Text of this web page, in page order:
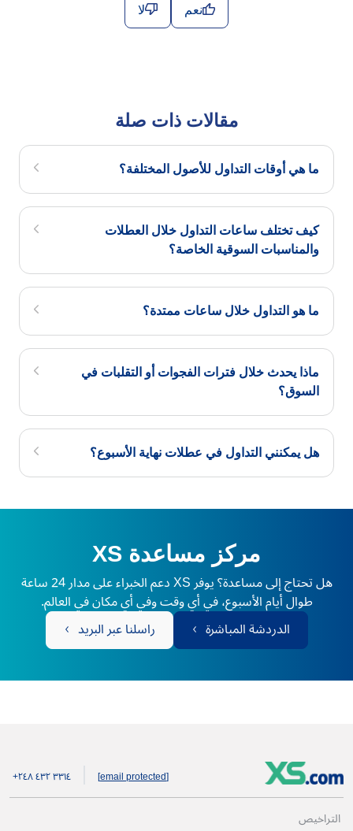
نعم لا
مقالات ذات صلة
ما هي أوقات التداول للأصول المختلفة؟
كيف تختلف ساعات التداول خلال العطلات
والمناسبات السوقية الخاصة؟
ما هو التداول خلال ساعات ممتدة؟
ماذا يحدث خلال فترات الفجوات أو التقلبات في
السوق؟
هل يمكنني التداول في عطلات نهاية الأسبوع؟
مركز مساعدة XS
هل تحتاج إلى مساعدة؟ يوفر XS دعم الخبراء على مدار 24 ساعة
طوال أيام الأسبوع، في أي وقت وفي أي مكان في العالم.
الدردشة المباشرة
راسلنا عبر البريد
[email protected] +۲٤۸ ٤۳۲ ۳۳۱٤
التراخيص